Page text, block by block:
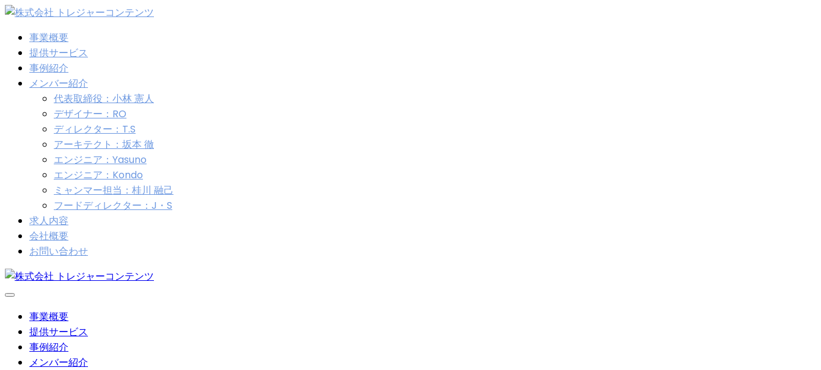
事業概要
提供サービス
事例紹介
メンバー紹介
代表取締役：小林 憲人
デザイナー：RO
ディレクター：T.S
アーキテクト：坂本 徹
エンジニア：Yasuno
エンジニア：Kondo
ミャンマー担当：桂川 融己
フードディレクター：J・S
求人内容
会社概要
お問い合わせ
事業概要
提供サービス
事例紹介
メンバー紹介